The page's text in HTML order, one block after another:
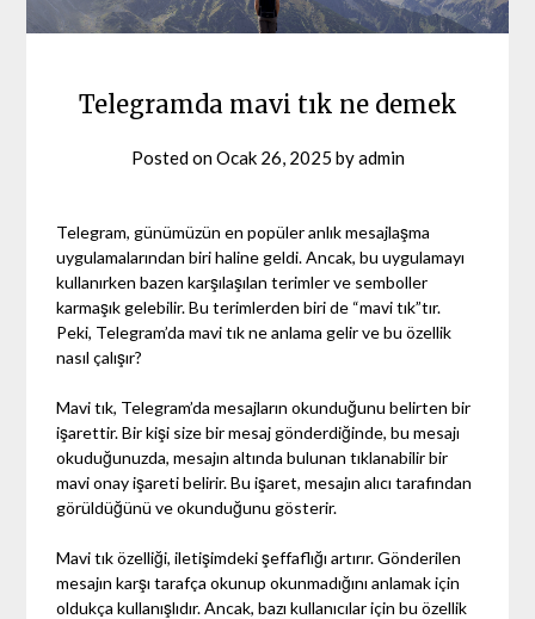
Telegramda mavi tık ne demek
Posted onOcak 26, 2025 byadmin
Telegram, günümüzün en popüler anlık mesajlaşma
uygulamalarından biri haline geldi. Ancak, bu uygulamayı
kullanırken bazen karşılaşılan terimler ve semboller
karmaşık gelebilir. Bu terimlerden biri de “mavi tık”tır.
Peki, Telegram’da mavi tık ne anlama gelir ve bu özellik
nasıl çalışır?
Mavi tık, Telegram’da mesajların okunduğunu belirten bir
işarettir. Bir kişi size bir mesaj gönderdiğinde, bu mesajı
okuduğunuzda, mesajın altında bulunan tıklanabilir bir
mavi onay işareti belirir. Bu işaret, mesajın alıcı tarafından
görüldüğünü ve okunduğunu gösterir.
Mavi tık özelliği, iletişimdeki şeffaflığı artırır. Gönderilen
mesajın karşı tarafça okunup okunmadığını anlamak için
oldukça kullanışlıdır. Ancak, bazı kullanıcılar için bu özellik